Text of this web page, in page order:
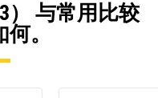
） 与常用比较
。